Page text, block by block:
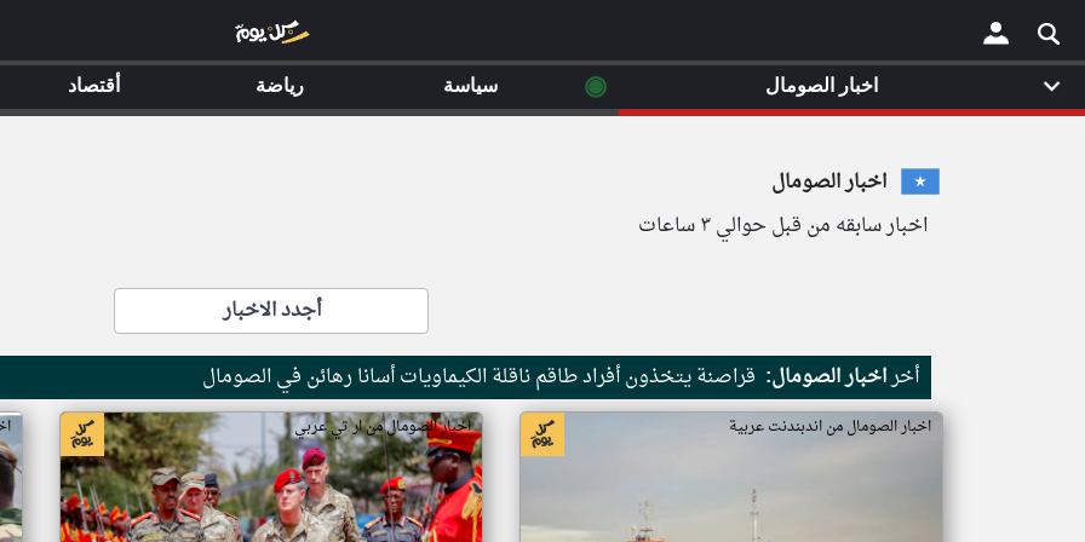
×
اخبار الصومال
اخبار سابقه من قبل حوالي ٣ ساعات
أجدد الاخبار
أخراخبار الصومال: قراصنة يتخذون أفراد طاقم ناقلة الكيماويات أسانا رهائن في الصومال
اخبار الصومال من اندبندنت عربية اخبار الصومال من ار تي عربي
اخبار الصومال ◉ سياسة رياضة أقتصاد